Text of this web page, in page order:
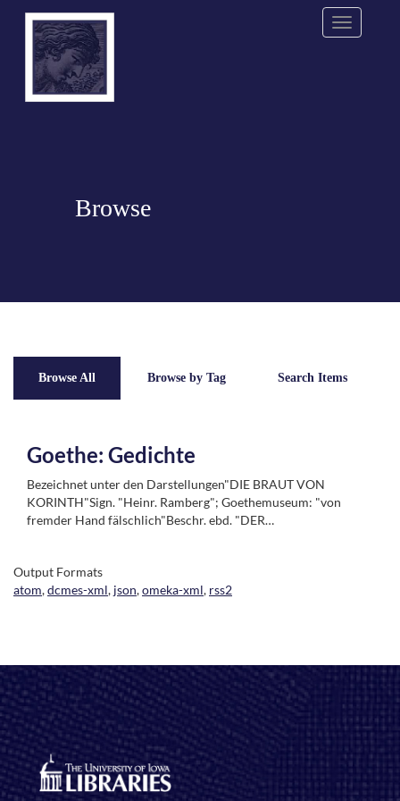
Menu
Browse
Browse All Browse by Tag Search Items
Goethe: Gedichte
Bezeichnet unter den Darstellungen"DIE BRAUT VON
KORINTH"Sign. "Heinr. Ramberg"; Goethemuseum: "von
fremder Hand fälschlich"Beschr. ebd. "DER…
Output Formats
atom,dcmes-xml, json,omeka-xml, rss2